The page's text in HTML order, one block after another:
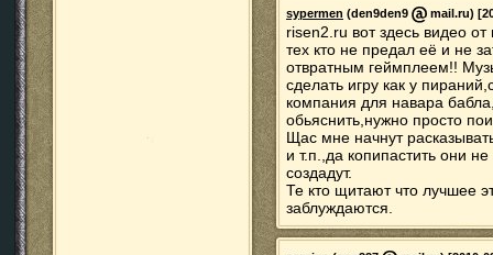
sypermen (den9den9 mail.ru)
risen2.ru вот здесь видео
тех кто не предал её и не
отвратным геймплеем!!
сделать игру как у
компания для навара
обьяснить,нужно просто
Щас мне начнут
и т.п.,да копипастить они
создадут.
Те кто щитают что лучшее
заблуждаются.